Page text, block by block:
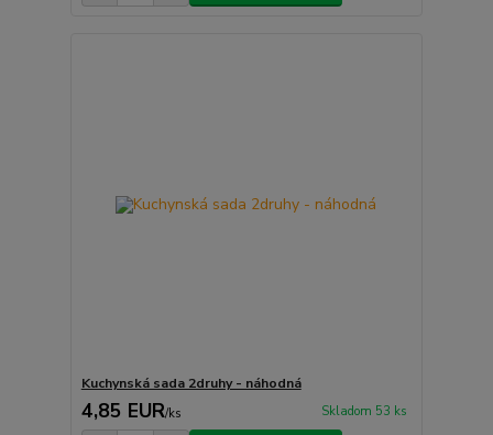
Kuchynská sada 2druhy - náhodná
4,85 EUR/ks Skladom 53 ks